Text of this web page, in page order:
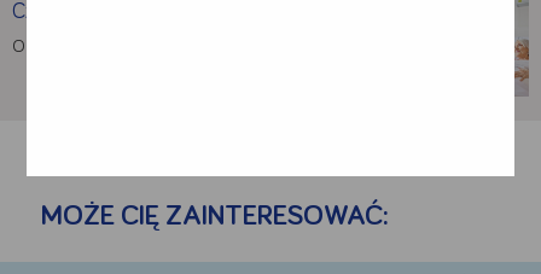
Czym są odleżyny?
Odleżyna to miejscowa martwica tkanek najczęściej …
MOŻE CIĘ ZAINTERESOWAĆ: